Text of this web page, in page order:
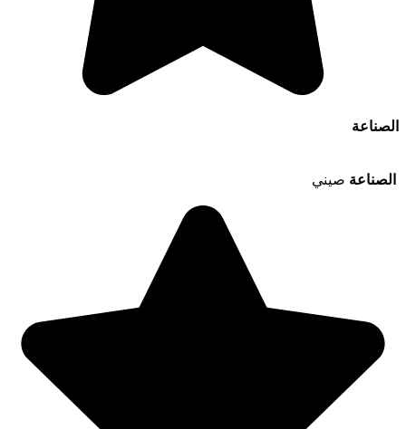
الصناعة
الصناعة صيني